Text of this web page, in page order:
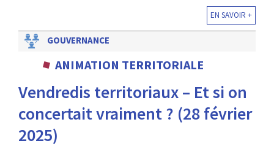
EN SAVOIR +
GOUVERNANCE
ANIMATION TERRITORIALE
Vendredis territoriaux – Et si on
concertait vraiment ? (28 février
2025)